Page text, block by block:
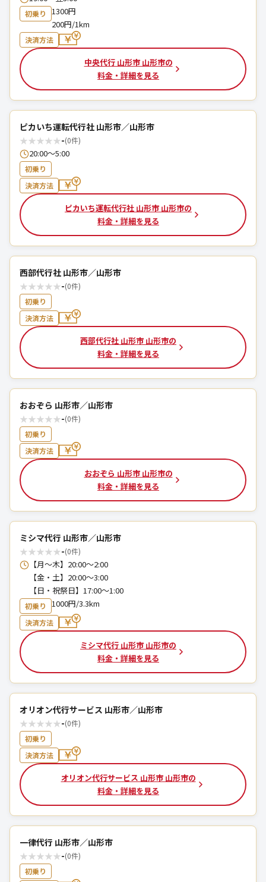
初乗り
1300円
200円/1km
決済方法
中央代行 山形市 山形市の
料金・詳細を見る
ピカいち運転代行社 山形市／山形市
★★★★★-(0件)
20:00～5:00
初乗り
決済方法
ピカいち運転代行社 山形市 山形市の
料金・詳細を見る
西部代行社 山形市／山形市
★★★★★-(0件)
初乗り
決済方法
西部代行社 山形市 山形市の
料金・詳細を見る
おおぞら 山形市／山形市
★★★★★-(0件)
初乗り
決済方法
おおぞら 山形市 山形市の
料金・詳細を見る
ミシマ代行 山形市／山形市
★★★★★-(0件)
【月～木】20:00～2:00
【金・土】20:00～3:00
【日・祝祭日】17:00～1:00
初乗り 1000円/3.3km
決済方法
ミシマ代行 山形市 山形市の
料金・詳細を見る
オリオン代行サービス 山形市／山形市
★★★★★-(0件)
初乗り
決済方法
オリオン代行サービス 山形市 山形市の
料金・詳細を見る
一律代行 山形市／山形市
★★★★★-(0件)
初乗り